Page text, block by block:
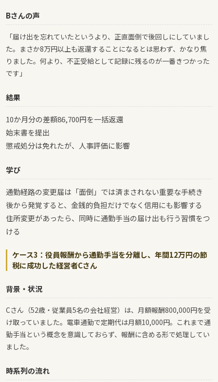
Bさんの声
「届け出を忘れていたというより、正直面倒で後回しにしていまし
た。まさか8万円以上も返還することになるとは思わず、かなり焦
りました。何より、不正受給として記録に残るのが一番きつかった
です」
結果
10か月分の差額86,700円を一括返還
始末書を提出
懲戒処分は免れたが、人事評価に影響
学び
通勤経路の変更届は「面倒」では済まされない重要な手続き
後から発覚すると、金銭的負担だけでなく信用にも影響する
住所変更があったら、同時に通勤手当の届け出も行う習慣をつ
ける
ケース3：役員報酬から通勤手当を分離し、年間12万円の節
税に成功した経営者Cさん
背景・状況
Cさん（52歳・従業員5名の会社経営）は、月額報酬800,000円を受
け取っていました。電車通勤で定期代は月額10,000円。これまで通
勤手当という概念を意識しておらず、報酬に含める形で処理してい
ました。
時系列の流れ